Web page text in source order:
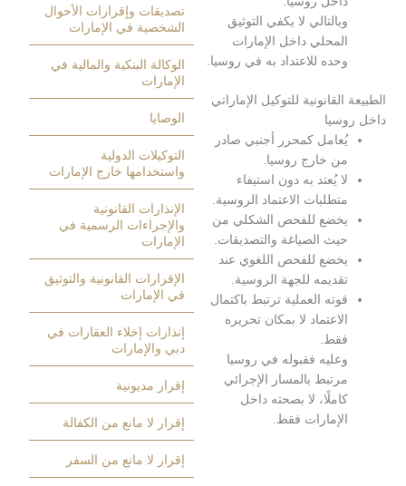
لا يكفي التوثيق
داخل الإمارات
للاعتداد به في روسيا.
للتوكيل الإماراتي
كمحرر أجنبي صادر
خارج روسيا.
يُعتد به دون استيفاء
الاعتماد الروسية.
للفحص الشكلي من
الصياغة والتصديقات.
للفحص اللغوي عند
للجهة الروسية.
العملية ترتبط باكتمال
لا بمكان تحريره
فقبوله في روسيا
بالمسار الإجرائي
لا بصحته داخل
فقط.
تصديقات وإقرارات الأحوال
الشخصية في الإمارات
الوكالة البنكية والمالية في
التوكيلات الدولية
واستخدامها خارج الإمارات
الإنذارات القانونية
والإجراءات الرسمية في
الإمارات
الإقرارات القانونية والتوثيق
في الإمارات
إنذارات إخلاء العقارات في
دبي والإمارات
إقرار مديونية
إقرار لا مانع من الكفالة
إقرار لا مانع من السفر